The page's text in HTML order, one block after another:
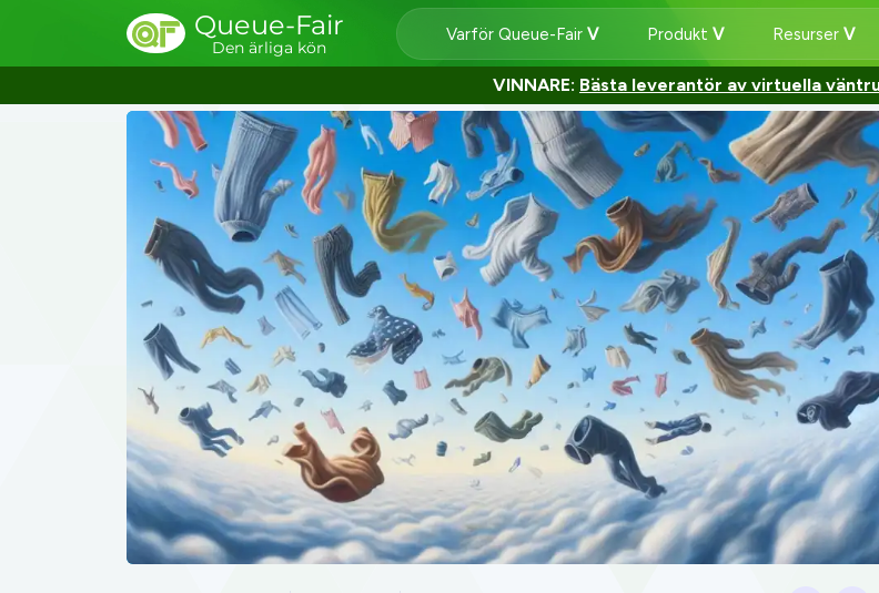
Queue-Fair
Den ärliga kön
Varför Queue-Fair Produkt Resurser
VINNARE: Bästa leverantör av virtuella